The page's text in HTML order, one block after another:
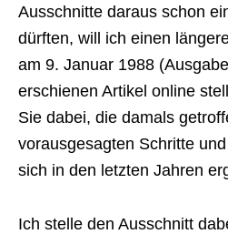
Ausschnitte daraus schon
dürften, will ich einen
am 9. Januar 1988
erschienen Artikel online
Sie dabei, die damals
vorausgesagten Schritte
sich in den letzten Jahren
Ich stelle den Ausschnitt